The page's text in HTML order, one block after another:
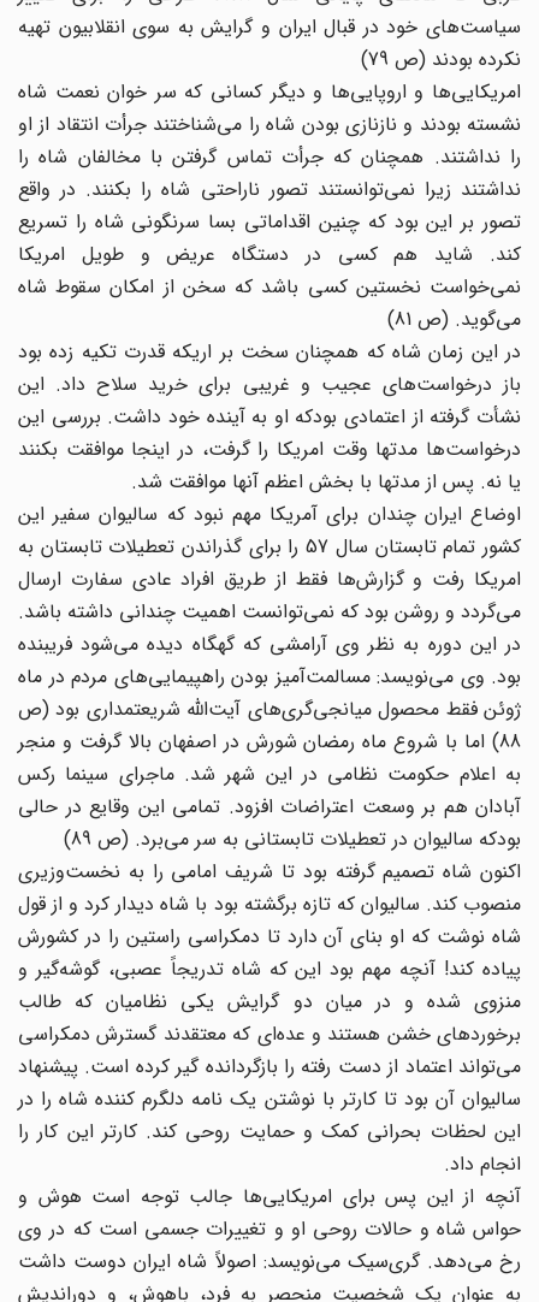
سیاست‌های خود در قبال ایران و گرایش به سوی انقلابیون تهیه
نکرده بودند (ص 79)
امریکایی‌ها و اروپایی‌ها و دیگر کسانی که سر خوان نعمت شاه
نشسته بودند و نازنازی بودن شاه را می‌شناختند جرأت انتقاد از او
را نداشتند. همچنان که جرأت تماس گرفتن با مخالفان شاه را
نداشتند زیرا نمی‌توانستند تصور ناراحتی شاه را بکنند. در واقع
تصور بر این بود که چنین اقداماتی بسا سرنگونی شاه را تسریع
کند. شاید هم کسی در دستگاه عریض و طویل امریکا
نمی‌خواست نخستین کسی باشد که سخن از امکان سقوط شاه
می‌گوید. (ص 81)
در این زمان شاه که همچنان سخت‌ بر اریکه قدرت تکیه زده بود
باز درخواست‌های عجیب و غریبی برای خرید سلاح داد. این
نشأت گرفته از اعتمادی بودکه او به آینده خود داشت. بررسی این
درخواست‌ها مدتها وقت امریکا را گرفت، در اینجا موافقت بکنند
یا نه. پس از مدتها با بخش اعظم آنها موافقت شد.
اوضاع ایران چندان برای آمریکا مهم نبود که سالیوان سفیر این
کشور تمام تابستان سال 57 را برای گذراندن تعطیلات تابستان به
امریکا رفت و گزارش‌ها فقط از طریق افراد عادی سفارت ارسال
می‌گردد و روشن بود که نمی‌توانست اهمیت چندانی داشته باشد.
در این دوره به نظر وی آرامشی که گهگاه دیده می‌شود فریبنده
بود. وی می‌‌نویسد: مسالمت‌آمیز بودن راهپیمایی‌های مردم در ماه
ژوئن فقط محصول میانجی‌گری‌‌های آیت‌الله شریعتمداری بود (ص
88) اما با شروع ماه رمضان شورش در اصفهان بالا گرفت و منجر
به اعلام حکومت نظامی در این شهر شد. ماجرای سینما رکس
آبادان هم بر وسعت اعتراضات افزود. تمامی این وقایع در حالی
بودکه سالیوان در تعطیلات تابستانی به سر می‌برد. (ص 89)
اکنون شاه تصمیم گرفته بود تا شریف امامی را به نخست‌وزیری
منصوب کند. سالیوان که تازه برگشته بود با شاه دیدار کرد و از قول
شاه نوشت که او بنای آن دارد تا دمکراسی راستین را در کشورش
پیاده کند! آنچه مهم بود این که شاه تدریجاً عصبی، گوشه‌گیر و
منزوی شده و در میان دو گرایش یکی نظامیان که طالب
برخوردهای خشن هستند و عده‌ای که معتقدند گسترش دمکراسی
می‌تواند اعتماد از دست رفته را بازگردانده گیر کرده است. پیشنهاد
سالیوان آن بود تا کارتر با نوشتن یک نامه دلگرم کننده شاه را در
این لحظات بحرانی کمک و حمایت روحی کند. کارتر این کار را
انجام داد.
آنچه از این پس برای امریکایی‌ها جالب توجه است هوش و
حواس شاه و حالات روحی او و تغییرات جسمی است که در وی
رخ می‌دهد. گری‌سیک می‌نویسد: اصولاً شاه ایران دوست داشت
به عنوان یک شخصیت منحصر به فرد، باهوش، و دوراندیش